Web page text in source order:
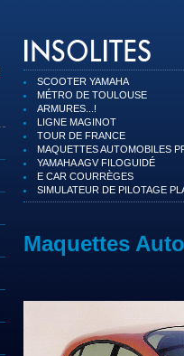
SCOOTER YAMAHA
MÉTRO DE TOULOUSE
ARMURES...!
LIGNE MAGINOT
TOUR DE FRANCE
MAQUETTES AUTOMOBILES
YAMAHA AGV FILOGUIDÉ
E CAR COURRÈGES
SIMULATEUR DE PILOTAGE
Maquettes